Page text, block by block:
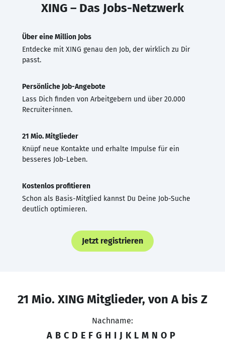
XING – Das Jobs-Netzwerk
Über eine Million Jobs
Entdecke mit XING genau den Job, der wirklich zu Dir
passt.
Persönliche Job-Angebote
Lass Dich finden von Arbeitgebern und über 20.000
Recruiter·innen.
21 Mio. Mitglieder
Knüpf neue Kontakte und erhalte Impulse für ein
besseres Job-Leben.
Kostenlos profitieren
Schon als Basis-Mitglied kannst Du Deine Job-Suche
deutlich optimieren.
Jetzt registrieren
21 Mio. XING Mitglieder, von A bis Z
Nachname:
A B C D E F G H I J K L M N O P